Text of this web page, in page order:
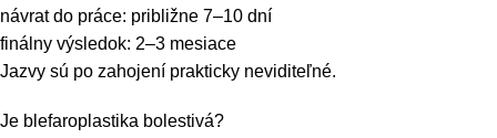
návrat do práce: približne 7–10 dní
finálny výsledok: 2–3 mesiace
Jazvy sú po zahojení prakticky neviditeľné.
Je blefaroplastika bolestivá?